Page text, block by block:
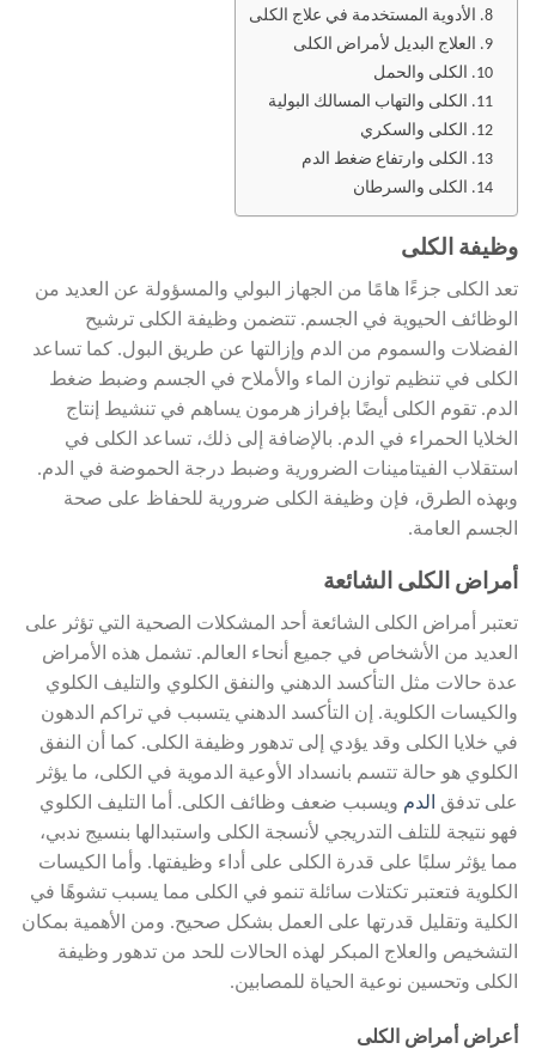
الأدوية المستخدمة في علاج الكلى
العلاج البديل لأمراض الكلى
الكلى والحمل
الكلى والتهاب المسالك البولية
الكلى والسكري
الكلى وارتفاع ضغط الدم
الكلى والسرطان
وظيفة الكلى
تعد الكلى جزءًا هامًا من الجهاز البولي والمسؤولة عن العديد من
الوظائف الحيوية في الجسم. تتضمن وظيفة الكلى ترشيح
الفضلات والسموم من الدم وإزالتها عن طريق البول. كما تساعد
الكلى في تنظيم توازن الماء والأملاح في الجسم وضبط ضغط
الدم. تقوم الكلى أيضًا بإفراز هرمون يساهم في تنشيط إنتاج
الخلايا الحمراء في الدم. بالإضافة إلى ذلك، تساعد الكلى في
استقلاب الفيتامينات الضرورية وضبط درجة الحموضة في الدم.
وبهذه الطرق، فإن وظيفة الكلى ضرورية للحفاظ على صحة
الجسم العامة.
أمراض الكلى الشائعة
تعتبر أمراض الكلى الشائعة أحد المشكلات الصحية التي تؤثر على
العديد من الأشخاص في جميع أنحاء العالم. تشمل هذه الأمراض
عدة حالات مثل التأكسد الدهني والنفق الكلوي والتليف الكلوي
والكيسات الكلوية. إن التأكسد الدهني يتسبب في تراكم الدهون
في خلايا الكلى وقد يؤدي إلى تدهور وظيفة الكلى. كما أن النفق
الكلوي هو حالة تتسم بانسداد الأوعية الدموية في الكلى، ما يؤثر
على تدفق
الدم ويسبب ضعف وظائف الكلى. أما التليف الكلوي
فهو نتيجة للتلف التدريجي لأنسجة الكلى واستبدالها بنسيج ندبي،
مما يؤثر سلبًا على قدرة الكلى على أداء وظيفتها. وأما الكيسات
الكلوية فتعتبر تكتلات سائلة تنمو في الكلى مما يسبب تشوهًا في
الكلية وتقليل قدرتها على العمل بشكل صحيح. ومن الأهمية بمكان
التشخيص والعلاج المبكر لهذه الحالات للحد من تدهور وظيفة
الكلى وتحسين نوعية الحياة للمصابين.
أعراض أمراض الكلى